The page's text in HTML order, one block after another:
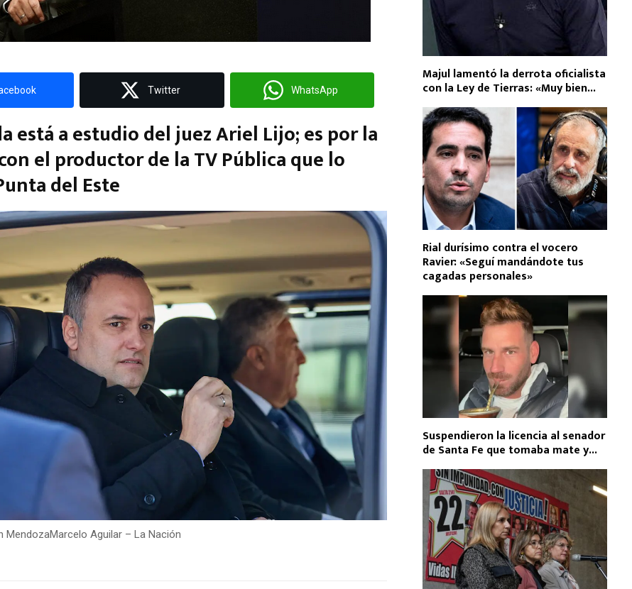
Twitter WhatsApp
está a estudio del juez Ariel Lijo; es por la
el productor de la TV Pública que lo
del Este
MendozaMarcelo Aguilar – La Nación
Majul lamentó la derrota oficialista
con la Ley de Tierras: «Muy bien...
Rial durísimo contra el vocero
Ravier: «Seguí mandándote tus
cagadas personales»
Suspendieron la licencia al senador
de Santa Fe que tomaba mate y...